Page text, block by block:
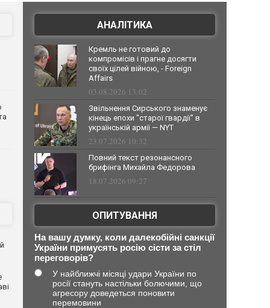
АНАЛІТИКА
Кремль не готовий до
компромісів і прагне досягти
своїх цілей війною, - Foreign
Affairs
03.08.2026 13:02
Звільнення Сирського знаменує
кінець епохи "старої гвардії" в
українській армії — NYT
23.07.2026 10:32
Повний текст резонансного
брифінга Михайла Федорова
18.07.2026 09:27
ОПИТУВАННЯ
На вашу думку, коли далекобійні санкції
України примусять росію сісти за стіл
переговорів?
У найближчі місяці удари України по
росії стануть настільки болючими, що
агресору доведеться поновити
перемовини